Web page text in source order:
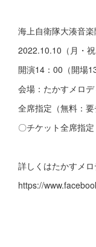
海上自衛隊大湊音
2022.10.10（月・祝
開演14：00（開場
会場：たかすメロ
全席指定（無料：要
〇チケット全席指
詳しくはたかすメ
https://